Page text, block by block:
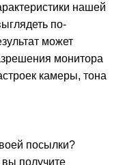
нашей
по-
может
монитора
камеры, тона
посылки?
вы получите